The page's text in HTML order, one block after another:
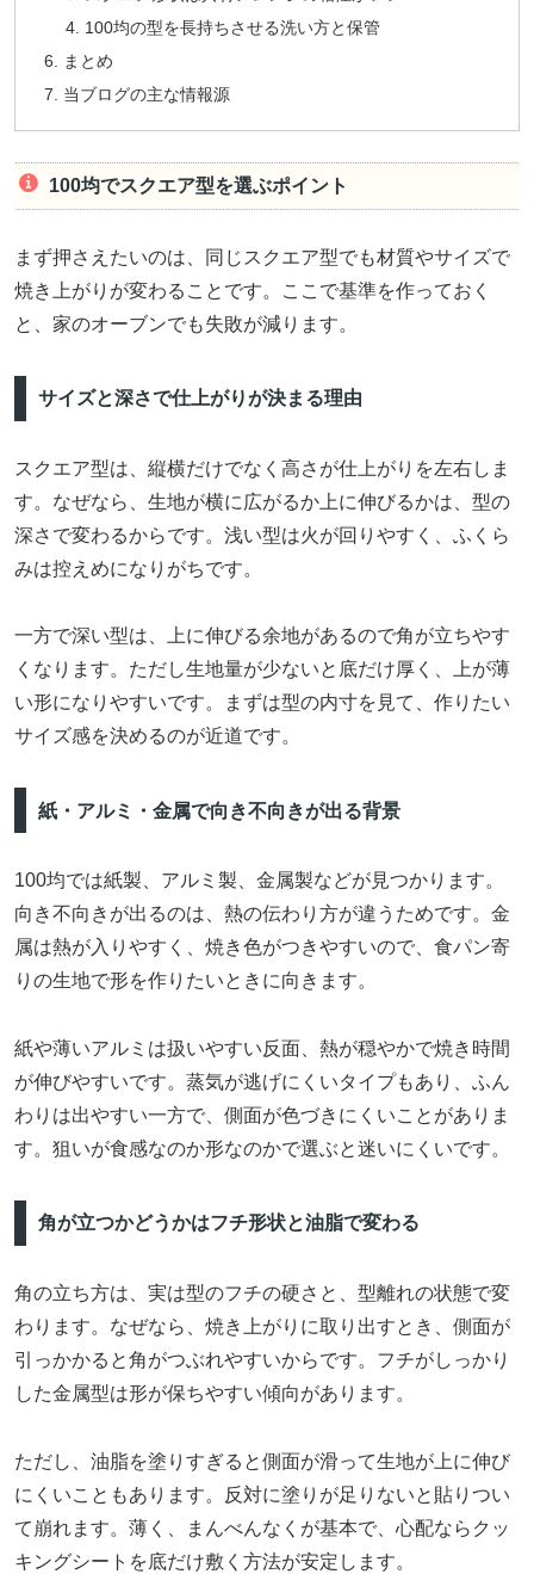
100均の型を長持ちさせる洗い方と保管
まとめ
当ブログの主な情報源
100均でスクエア型を選ぶポイント
まず押さえたいのは、同じスクエア型でも材質やサイズで
焼き上がりが変わることです。ここで基準を作っておく
と、家のオーブンでも失敗が減ります。
サイズと深さで仕上がりが決まる理由
スクエア型は、縦横だけでなく高さが仕上がりを左右しま
す。なぜなら、生地が横に広がるか上に伸びるかは、型の
深さで変わるからです。浅い型は火が回りやすく、ふくら
みは控えめになりがちです。
一方で深い型は、上に伸びる余地があるので角が立ちやす
くなります。ただし生地量が少ないと底だけ厚く、上が薄
い形になりやすいです。まずは型の内寸を見て、作りたい
サイズ感を決めるのが近道です。
紙・アルミ・金属で向き不向きが出る背景
100均では紙製、アルミ製、金属製などが見つかります。
向き不向きが出るのは、熱の伝わり方が違うためです。金
属は熱が入りやすく、焼き色がつきやすいので、食パン寄
りの生地で形を作りたいときに向きます。
紙や薄いアルミは扱いやすい反面、熱が穏やかで焼き時間
が伸びやすいです。蒸気が逃げにくいタイプもあり、ふん
わりは出やすい一方で、側面が色づきにくいことがありま
す。狙いが食感なのか形なのかで選ぶと迷いにくいです。
角が立つかどうかはフチ形状と油脂で変わる
角の立ち方は、実は型のフチの硬さと、型離れの状態で変
わります。なぜなら、焼き上がりに取り出すとき、側面が
引っかかると角がつぶれやすいからです。フチがしっかり
した金属型は形が保ちやすい傾向があります。
ただし、油脂を塗りすぎると側面が滑って生地が上に伸び
にくいこともあります。反対に塗りが足りないと貼りつい
て崩れます。薄く、まんべんなくが基本で、心配ならクッ
キングシートを底だけ敷く方法が安定します。